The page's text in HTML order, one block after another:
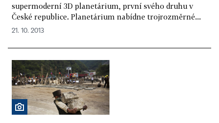
supermoderní 3D planetárium, první svého druhu v
České republice. Planetárium nabídne trojrozměrné...
21. 10. 2013